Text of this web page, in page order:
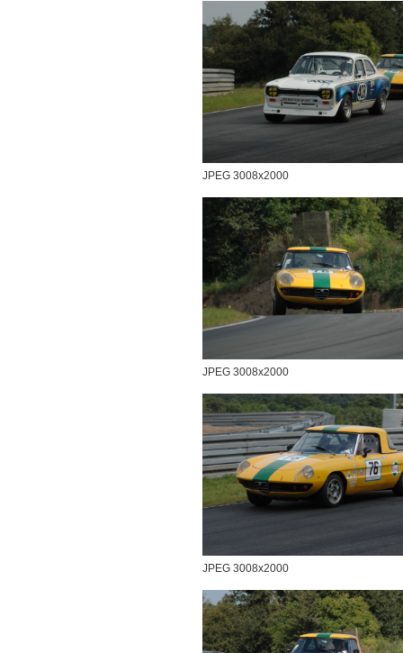
JPEG 3008x2000
JPEG 3008x2000
JPEG 3008x2000